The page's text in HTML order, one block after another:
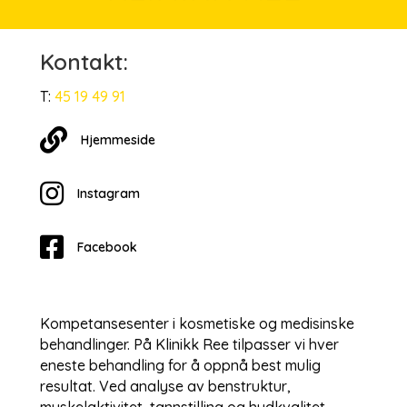
Kontakt:
T: 45 19 49 91
Hjemmesiden
Hjemmeside
InstagramInstagram
Facebook
Kompetansesenter i kosmetiske og medisinske
behandlinger. På Klinikk Ree tilpasser vi hver
eneste behandling for å oppnå best mulig
resultat. Ved analyse av benstruktur,